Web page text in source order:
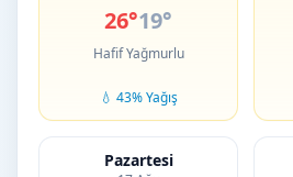
26°19°
Hafif Yağmurlu
💧 43% Yağış
Pazartesi